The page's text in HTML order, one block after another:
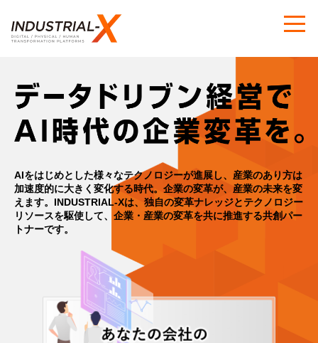
AIをはじめとした様々なテクノロジーが進展し、産業のあり方は
加速度的に大きく変化する時代。 企業の変革が、産業の未来を変
えます。 INDUSTRIAL-Xは、独自の変革ナレッジとテクノロジー
リソースを駆使して、 企業・産業の変革を共に推進する共創パー
トナーです。